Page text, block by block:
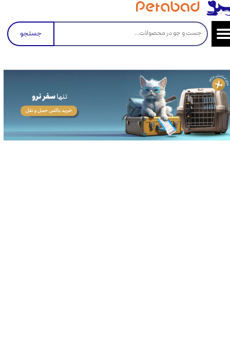
جستجو